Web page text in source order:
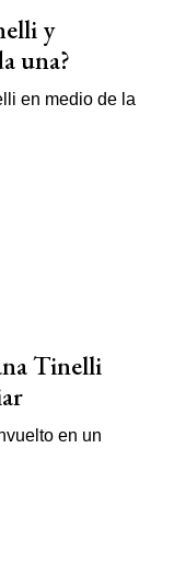
y
una?
Tinelli